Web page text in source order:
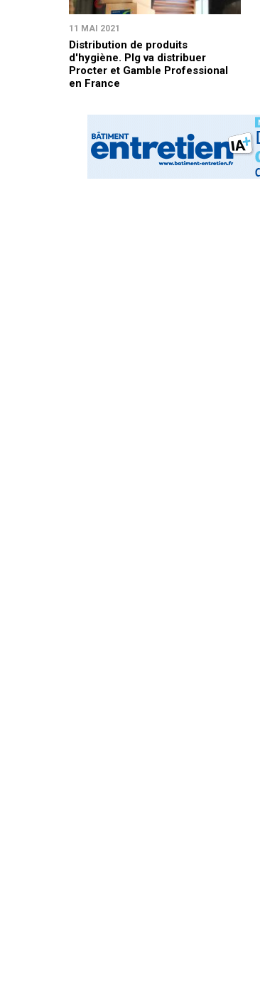
11 MAI 2021
Distribution de produits
d'hygiène. Plg va distribuer
Procter et Gamble Professional
en France